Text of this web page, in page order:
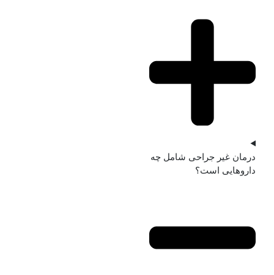
درمان غیر جراحی شامل چه
داروهایی است؟